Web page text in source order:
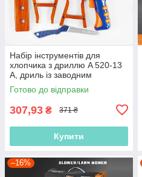
Набір інструментів для
хлопчика з дриллю A 520-13
A, дриль із заводним
механізмом
Готово до відправки
307,93 ₴ 371 ₴
Купити
–16%